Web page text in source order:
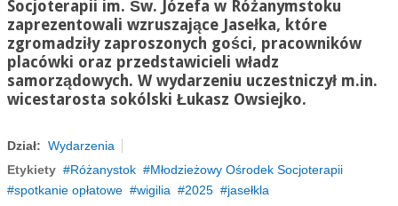
Socjoterapii im. Św. Józefa w Różanymstoku
zaprezentowali wzruszające Jasełka, które
zgromadziły zaproszonych gości, pracowników
placówki oraz przedstawicieli władz
samorządowych. W wydarzeniu uczestniczył m.in.
wicestarosta sokólski Łukasz Owsiejko.
Dział: Wydarzenia
Etykiety
Różanystok
Młodzieżowy Ośrodek Socjoterapii
spotkanie opłatowe
wigilia 2025
jasełkla